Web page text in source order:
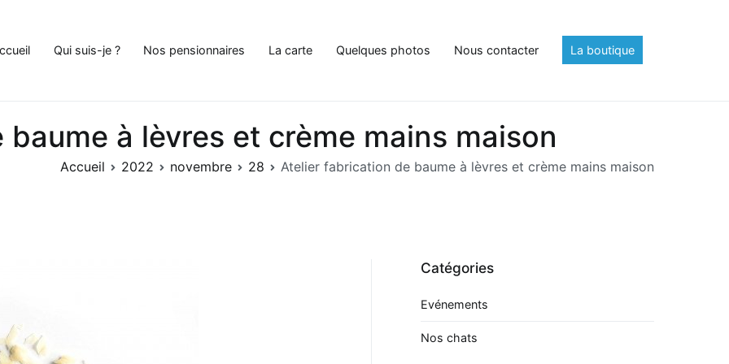
Qui suis-je ? Nos pensionnaires La carte Quelques photos Nous contacter La boutique
à lèvres et crème mains maison
Accueil 2022 novembre 28 Atelier fabrication de baume à lèvres et crème mains maison
Catégories
Evénements
Nos chats